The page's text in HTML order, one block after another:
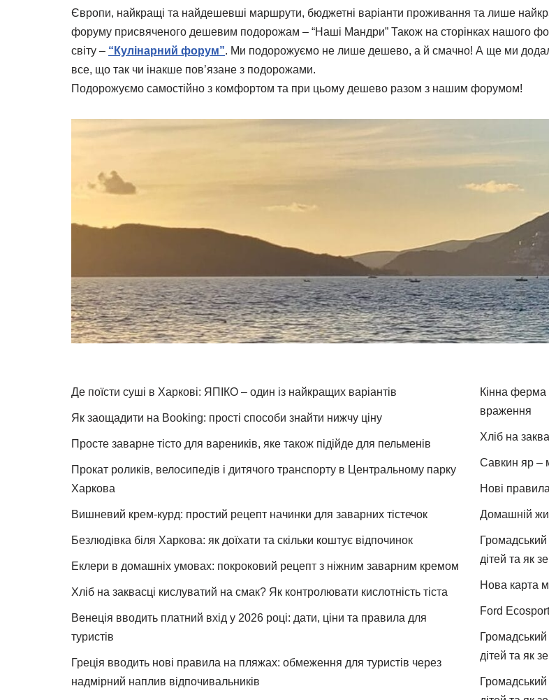
Європи, найкращі та найдешевші маршрути, бюджетні варіанти проживання та лише
форуму присвяченого дешевим подорожам – “Наші Мандри” Також на сторінках нашого
світу – “Кулінарний форум”. Ми подорожуємо не лише дешево, а й смачно! А ще ми
все, що так чи інакше пов’язане з подорожами.
Подорожуємо самостійно з комфортом та при цьому дешево разом з нашим форумом!
Де поїсти суші в Харкові: ЯПІКО – один із найкращих варіантів
Як заощадити на Booking: прості способи знайти нижчу ціну
Просте заварне тісто для вареників, яке також підійде для пельменів
Прокат роликів, велосипедів і дитячого транспорту в Центральному парку
Харкова
Вишневий крем-курд: простий рецепт начинки для заварних тістечок
Безлюдівка біля Харкова: як доїхати та скільки коштує відпочинок
Еклери в домашніх умовах: покроковий рецепт з ніжним заварним кремом
Хліб на заквасці кислуватий на смак? Як контролювати кислотність тіста
Венеція вводить платний вхід у 2026 році: дати, ціни та правила для
туристів
Греція вводить нові правила на пляжах: обмеження для туристів через
надмірний наплив відпочивальників
Кінна ферма
враження
Хліб на
Савкин яр –
Нові
Домашній
Громадський
дітей та як
Нова карта
Ford
Громадський
дітей та як
Громадський